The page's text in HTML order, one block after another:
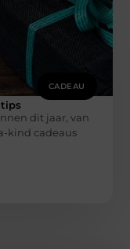
CADEAU
dit jaar, van
kind cadeaus